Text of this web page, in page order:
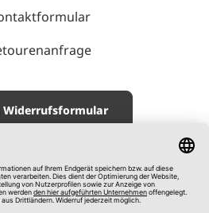
Widerrufsformular
Impressum
AGB